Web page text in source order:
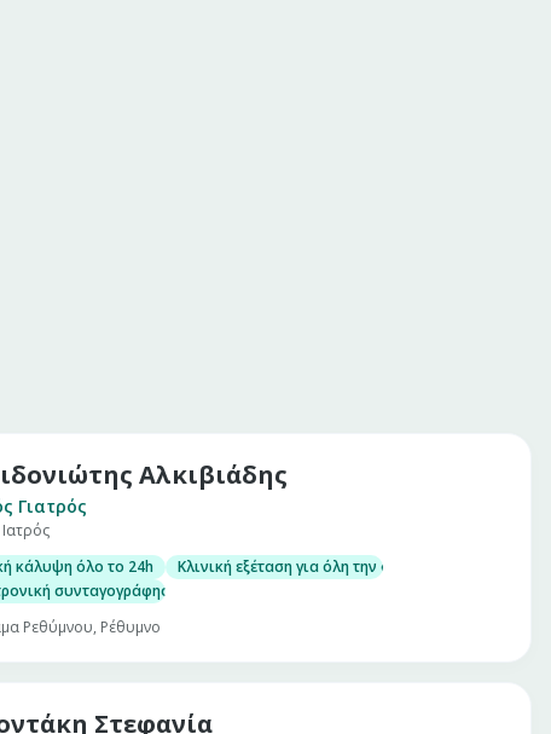
Αλκιβιάδης
Γιατρός
Ιατρός
κάλυψη όλο το 24h
Κλινική εξέταση για όλη την οικογένεια
συνταγογράφηση/Έκδοση παραπεμπτικών για εργαστηριακές
Ρεθύμνου, Ρέθυμνο
Στεφανία